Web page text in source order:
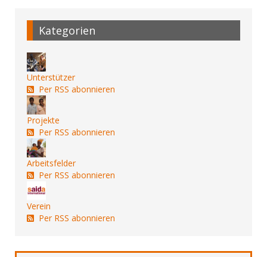
Kategorien
Unterstützer
Per RSS abonnieren
Projekte
Per RSS abonnieren
Arbeitsfelder
Per RSS abonnieren
Verein
Per RSS abonnieren